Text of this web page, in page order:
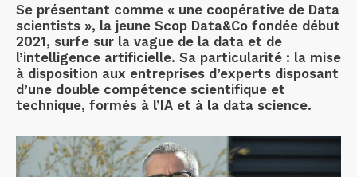
Se présentant comme « une coopérative de Data
scientists », la jeune Scop Data&Co fondée début
2021, surfe sur la vague de la data et de
l’intelligence artificielle. Sa particularité : la mise
à disposition aux entreprises d’experts disposant
d’une double compétence scientifique et
technique, formés à l’IA et à la data science.